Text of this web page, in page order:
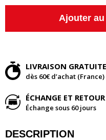
Ajouter
LIVRAISON GRATUITE
dès 60€ d’achat (France)
ÉCHANGE ET RETOUR
Échange sous 60 jours
DESCRIPTION